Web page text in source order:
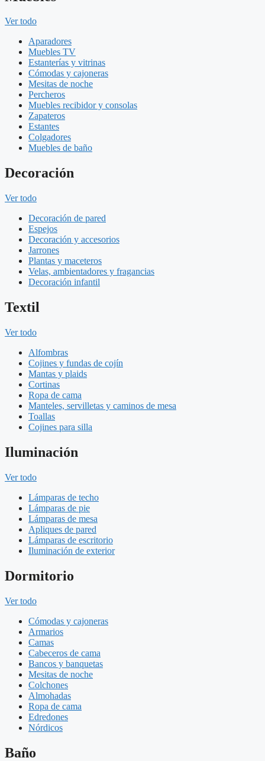
Ver todo
Aparadores
Muebles TV
Estanterías y vitrinas
Cómodas y cajoneras
Mesitas de noche
Percheros
Muebles recibidor y consolas
Zapateros
Estantes
Colgadores
Muebles de baño
Decoración
Ver todo
Decoración de pared
Espejos
Decoración y accesorios
Jarrones
Plantas y maceteros
Velas, ambientadores y fragancias
Decoración infantil
Textil
Ver todo
Alfombras
Cojines y fundas de cojín
Mantas y plaids
Cortinas
Ropa de cama
Manteles, servilletas y caminos de mesa
Toallas
Cojines para silla
Iluminación
Ver todo
Lámparas de techo
Lámparas de pie
Lámparas de mesa
Apliques de pared
Lámparas de escritorio
Iluminación de exterior
Dormitorio
Ver todo
Cómodas y cajoneras
Armarios
Camas
Cabeceros de cama
Bancos y banquetas
Mesitas de noche
Colchones
Almohadas
Ropa de cama
Edredones
Nórdicos
Baño